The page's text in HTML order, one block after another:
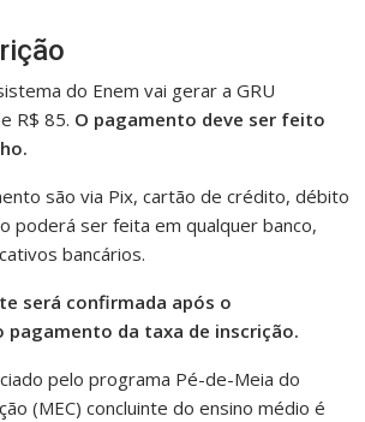
do Enem vai gerar a GRU
R$ 85. O pagamento deve ser feito
são via Pix, cartão de crédito, débito
poderá ser feita em qualquer banco,
bancários.
será confirmada após o
pagamento da taxa de inscrição.
pelo programa Pé-de-Meia do
(MEC) concluinte do ensino médio é